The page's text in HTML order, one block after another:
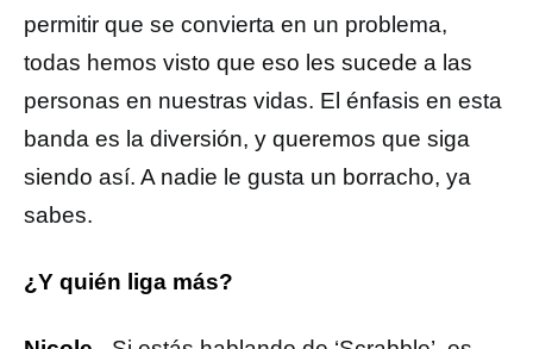
permitir que se convierta en un problema,
todas hemos visto que eso les sucede a las
personas en nuestras vidas. El énfasis en esta
banda es la diversión, y queremos que siga
siendo así. A nadie le gusta un borracho, ya
sabes.
¿Y quién liga más?